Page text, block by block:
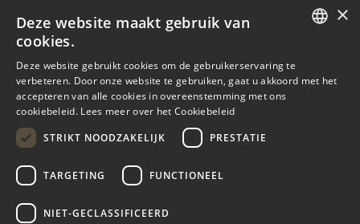
MARBELLA EAST GUIDE
© COPYRIGHT 2008PURE LIVING PROPERTIES
SPANISH
×
Deze website maakt gebruik van
cookies.
Deze website gebruikt cookies om de gebruikerservaring te
verbeteren. Door onze website te gebruiken, gaat u akkoord met het
accepteren van alle cookies in overeenstemming met ons
cookiebeleid. Lees meer over het Cookiebeleid
STRIKT NOODZAKELIJK
PRESTATIE
TARGETING FUNCTIONEEL
NIET-GECLASSIFICEERD